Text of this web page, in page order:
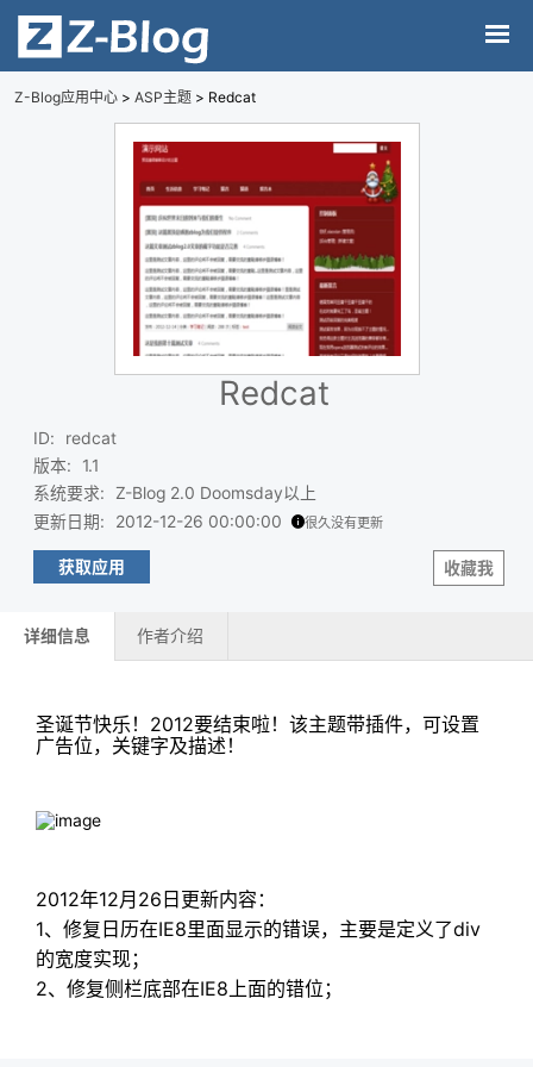
Z-Blog应用中心 > ASP主题 > Redcat
Redcat
ID:
redcat
版本:
1.1
系统要求:
Z-Blog 2.0 Doomsday以上
更新日期: 2012-12-26 00:00:00 很久没有更新
收藏我
获取应用
详细信息 作者介绍
圣诞节快乐！2012要结束啦！该主题带插件，可设置
广告位，关键字及描述！
2012年12月26日更新内容：
1、修复日历在IE8里面显示的错误，主要是定义了div
的宽度实现；
2、修复侧栏底部在IE8上面的错位；